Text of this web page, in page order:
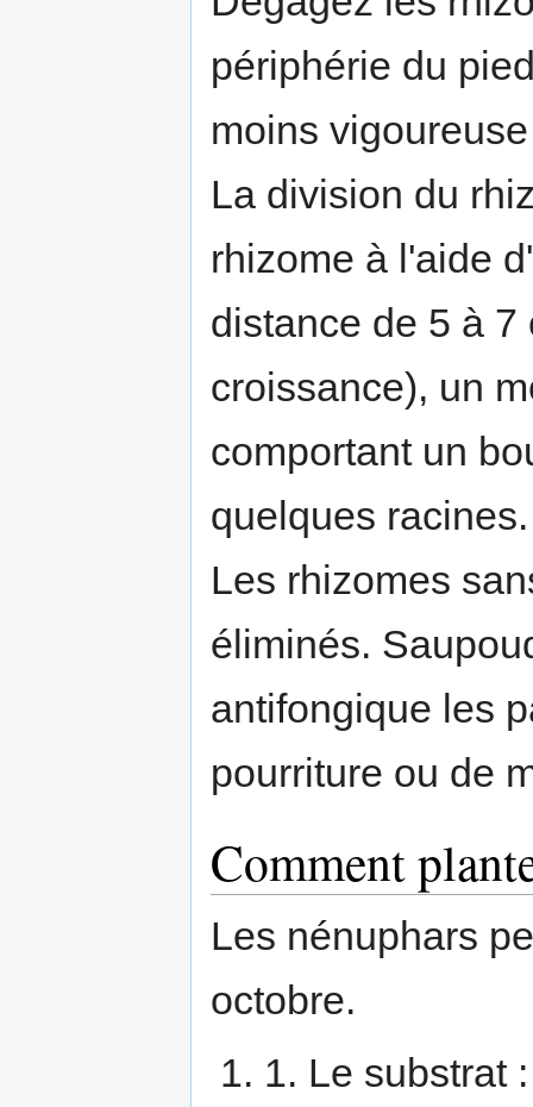
périphérie du
moins
La division du
rhizome à l'aide
distance de 5 à
croissance), un
comportant un
quelques racines.
Les rhizomes
éliminés.
antifongique les
pourriture ou de
Comment
Les nénuphars
octobre.
1. Le substrat